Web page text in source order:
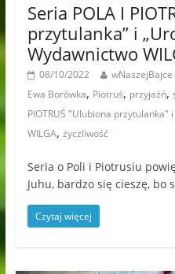
Seria POLA I
przytulanka” i
Wydawnictwo
08/10/2022 wNaszejBajce
Ewa Borówka, Piotruś, przyjaźń,
PIOTRUŚ "Ulubiona
WILGA, życzliwość
Seria o Poli i Piotrusiu
Juhu, bardzo się cieszę, bo
Czytaj więcej